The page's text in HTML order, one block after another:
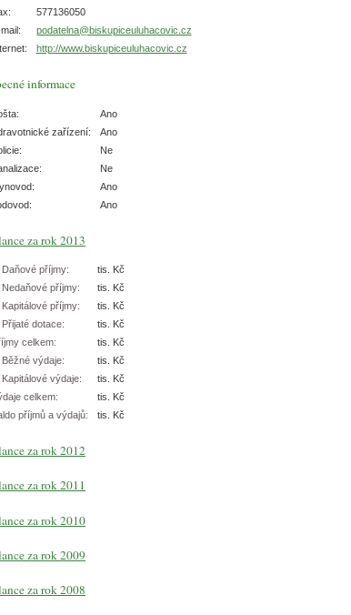
577136050
podatelna@biskupiceuluhacovic.cz
http://www.biskupiceuluhacovic.cz
informace
Ano
zařízení:
Ano
Ne
Ne
Ano
Ano
za rok 2013
Daňové příjmy:
tis. Kč
Nedaňové příjmy:
tis. Kč
Kapitálové příjmy:
tis. Kč
Přijaté dotace:
tis. Kč
celkem:
tis. Kč
Běžné výdaje:
tis. Kč
Kapitálové výdaje:
tis. Kč
celkem:
tis. Kč
příjmů a výdajů:
tis. Kč
za rok 2012
za rok 2011
za rok 2010
za rok 2009
za rok 2008